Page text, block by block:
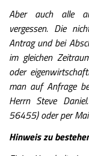
Aber auch alle
vergessen. Die
Antrag und bei
im gleichen
oder
man auf Anfrage
Herrn Steve
56455) oder per
Hinweis zu